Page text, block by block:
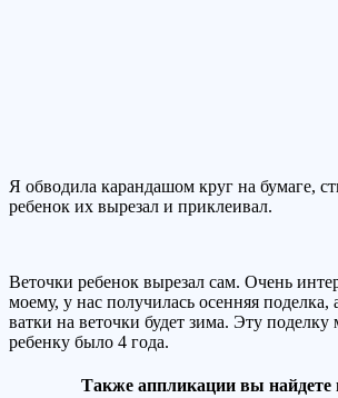
Я обводила карандашом круг на бумаге,
ребенок их вырезал и приклеивал.
Веточки ребенок вырезал сам. Очень
моему, у нас получилась осенняя поделка,
ватки на веточки будет зима. Эту поделку
ребенку было 4 года.
Также аппликации вы найдете